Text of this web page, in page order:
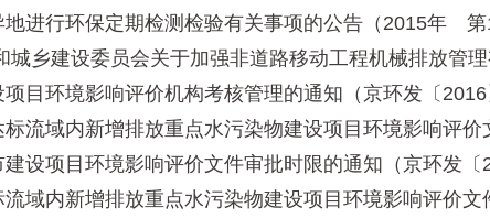
行环保定期检测检验有关事项的公告（2015年 第
建设委员会关于加强非道路移动工程机械排放管理
环境影响评价机构考核管理的通知（京环发〔2016
域内新增排放重点水污染物建设项目环境影响评价
项目环境影响评价文件审批时限的通知（京环发〔
内新增排放重点水污染物建设项目环境影响评价文